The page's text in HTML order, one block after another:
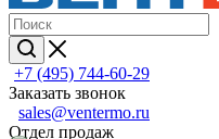
+7 (495) 744-60-29
Заказать звонок
sales@ventermo.ru
Отдел продаж